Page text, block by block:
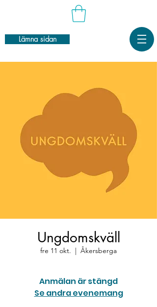
Lämna sidan
Ungdomskväll
fre 11 okt.
  |
Åkersberga
Anmälan är stängd
Se andra evenemang